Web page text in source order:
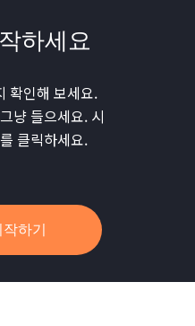
하세요
확인해 보세요.
냥 들으세요. 시
클릭하세요.
하기